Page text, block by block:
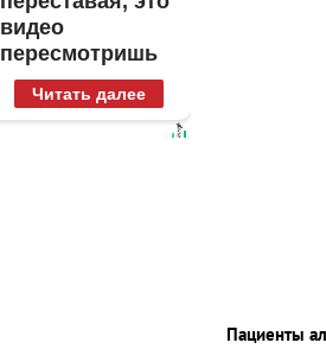
видео
пересмотришь
не раз
Читать далее
Пациенты